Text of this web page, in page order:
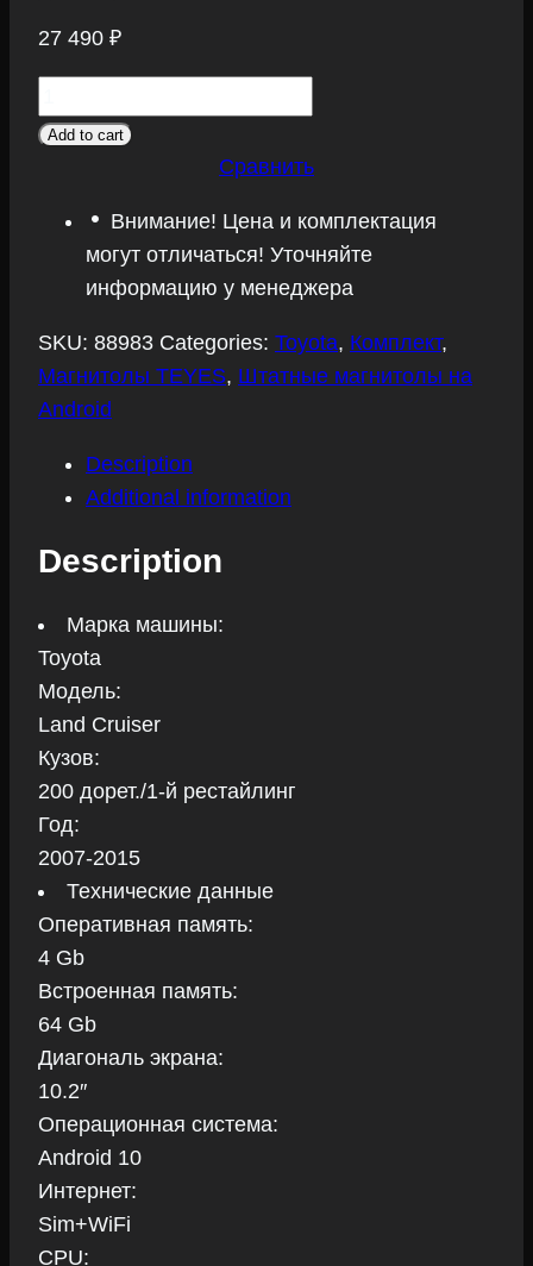
27 490 ₽
устройство
Land
Cruiser
2007-
2015
quantity
Add to cart
Сравнить
Внимание! Цена и комплектация
могут отличаться! Уточняйте
информацию у менеджера
SKU: 88983 Categories: Toyota, Комплект,
Магнитолы TEYES, Штатные магнитолы на
Android
Description
Additional information
Description
Марка машины:
Toyota
Модель:
Land Cruiser
Кузов:
200 дорет./1-й рестайлинг
Год:
2007-2015
Технические данные
Оперативная память:
4 Gb
Встроенная память:
64 Gb
Диагональ экрана:
10.2″
Операционная система:
Android 10
Интернет:
Sim+WiFi
CPU: